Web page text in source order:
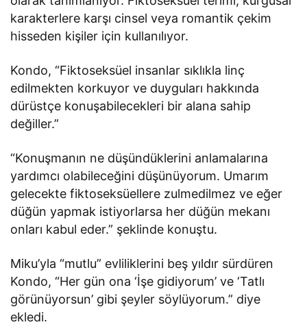
karakterlere karşı cinsel veya romantik çekim
hisseden kişiler için kullanılıyor.
Kondo, “Fiktoseksüel insanlar sıklıkla linç
edilmekten korkuyor ve duyguları hakkında
dürüstçe konuşabilecekleri bir alana sahip
değiller.”
“Konuşmanın ne düşündüklerini anlamalarına
yardımcı olabileceğini düşünüyorum. Umarım
gelecekte fiktoseksüellere zulmedilmez ve eğer
düğün yapmak istiyorlarsa her düğün mekanı
onları kabul eder.” şeklinde konuştu.
Miku’yla “mutlu” evliliklerini beş yıldır sürdüren
Kondo, “Her gün ona ‘İşe gidiyorum’ ve ‘Tatlı
görünüyorsun’ gibi şeyler söylüyorum.” diye
ekledi.